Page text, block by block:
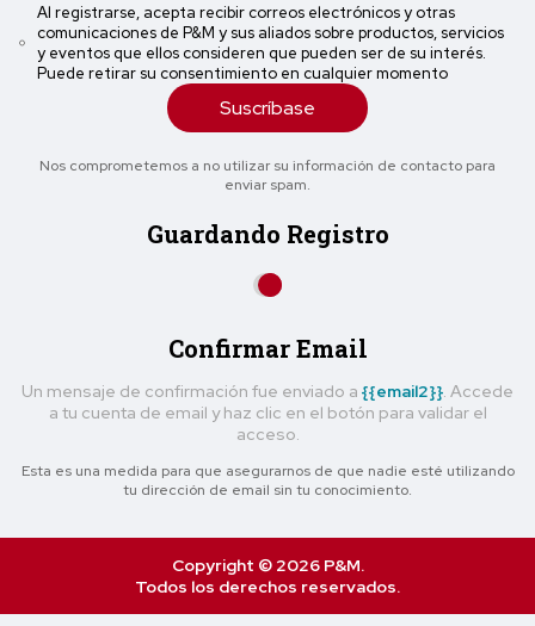
Al registrarse, acepta recibir correos electrónicos y otras
comunicaciones de P&M y sus aliados sobre productos, servicios
y eventos que ellos consideren que pueden ser de su interés.
Puede retirar su consentimiento en cualquier momento
Suscríbase
Nos comprometemos a no utilizar su información de contacto para
enviar spam.
Guardando Registro
Confirmar Email
Un mensaje de confirmación fue enviado a {{email2}} . Accede
a tu cuenta de email y haz clic en el botón para validar el
acceso.
Esta es una medida para que asegurarnos de que nadie esté utilizando
tu dirección de email sin tu conocimiento.
Copyright © 2026 P&M.
Todos los derechos reservados.